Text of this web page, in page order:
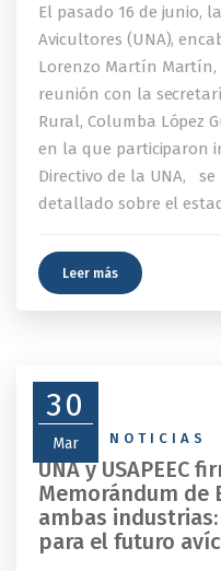
El pasado 16 de junio,
Avicultores (UNA),
Lorenzo Martín
reunión con la
Rural, Columba López
en la que participaron
Directivo de la UNA,
detallado sobre el
Leer más
30
Mar
NEWS NOTICIAS
UNA y USAPEEC
Memorándum de
ambas
para el futuro